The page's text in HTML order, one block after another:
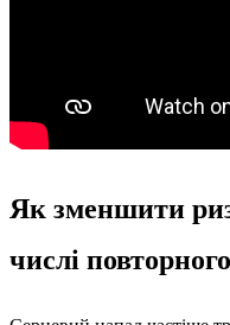
Як зменшити
числі повторного